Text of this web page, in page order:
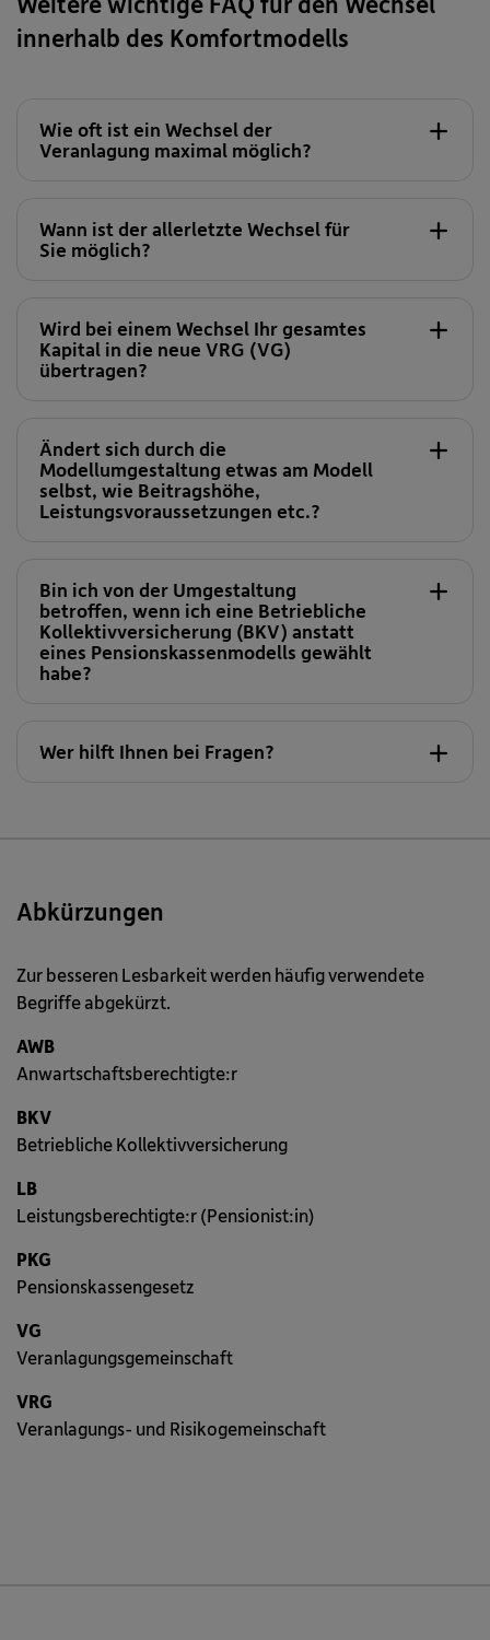
innerhalb des Komfortmodells
Wie oft ist ein Wechsel der
Veranlagung maximal möglich?
Wann ist der allerletzte Wechsel für
Sie möglich?
Wird bei einem Wechsel Ihr gesamtes
Kapital in die neue VRG (VG)
übertragen?
Ändert sich durch die
Modellumgestaltung etwas am Modell
selbst, wie Beitragshöhe,
Leistungsvoraussetzungen etc.?
Bin ich von der Umgestaltung
betroffen, wenn ich eine Betriebliche
Kollektivversicherung (BKV) anstatt
eines Pensionskassenmodells gewählt
habe?
Wer hilft Ihnen bei Fragen?
modell[at]vbv.at
Abkürzungen
Zur besseren Lesbarkeit werden häufig verwendete
Begriffe abgekürzt.
AWB
Anwartschaftsberechtigte:r
BKV
Betriebliche Kollektivversicherung
LB
Leistungsberechtigte:r (Pensionist:in)
PKG
Pensionskassengesetz
VG
Veranlagungsgemeinschaft
VRG
Veranlagungs- und Risikogemeinschaft